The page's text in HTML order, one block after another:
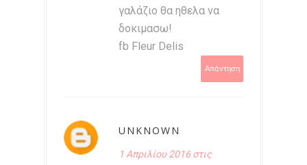
γαλάζιο θα ηθελα να
δοκιμασω!
fb Fleur Delis
Απάντηση
UNKNOWN
1 Απριλίου 2016 στις